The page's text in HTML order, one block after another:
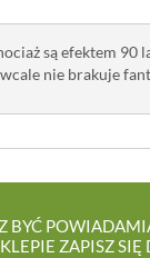
są efektem
nie brakuje
BYĆ
ZAPISZ SIĘ